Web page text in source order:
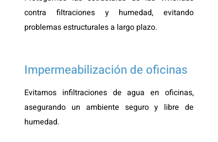
contra filtraciones y humedad, evitando
problemas estructurales a largo plazo.
Impermeabilización de oficinas
Evitamos infiltraciones de agua en oficinas,
asegurando un ambiente seguro y libre de
humedad.